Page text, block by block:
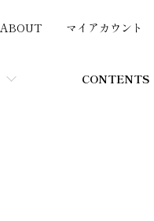
CONTENTS
ABOUT マイアカウント